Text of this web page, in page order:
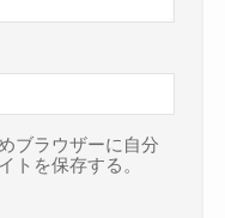
ブラウザーに自分
トを保存する。